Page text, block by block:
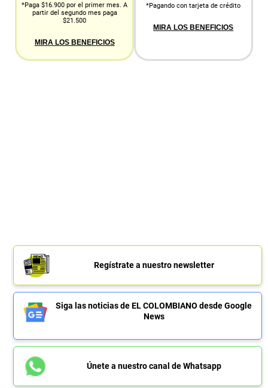
*Paga $16.900 por el primer mes. A
partir del segundo mes paga
$21.500
MIRA LOS BENEFICIOS
*Pagando con tarjeta de crédito
MIRA LOS BENEFICIOS
Regístrate a nuestro newsletter
Siga las noticias de EL COLOMBIANO desde Google
News
Únete a nuestro canal de Whatsapp